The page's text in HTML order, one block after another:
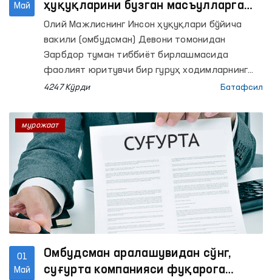
Май
ҳуқуқларини бузган масъулларга
нисбатан чоралар кўрилди
Олий Мажлиснинг Инсон ҳуқуқлари бўйича
вакили (омбудсман) Девони томонидан
Зарбдор туман тиббиёт бирлашмасида
фаолият юритувчи бир гуруҳ ходимларнинг
иш ҳақи тўлиқ тўланмагани бўйича
4247 Кўрди Батафсил
01
Май
Омбудсман аралашувидан сўнг,
суғурта компанияси фуқарога
мурожаат